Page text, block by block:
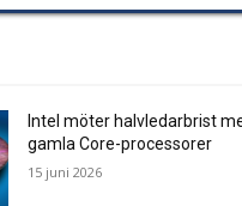
Intel möter halvledarbrist
gamla Core-processorer
15 juni 2026